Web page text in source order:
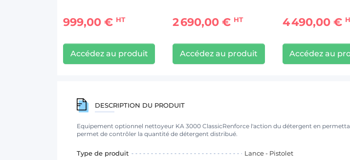
999,00 € HT
Accédez au produit
2 690,00 € HT
Accédez au produit
4 490,00 €
Accédez au
DESCRIPTION DU PRODUIT
Equipement optionnel nettoyeur KA 3000 ClassicRenforce l'action du détergent en
permet de contrôler la quantité de détergent distribué.
Type de produit Lance - Pistolet